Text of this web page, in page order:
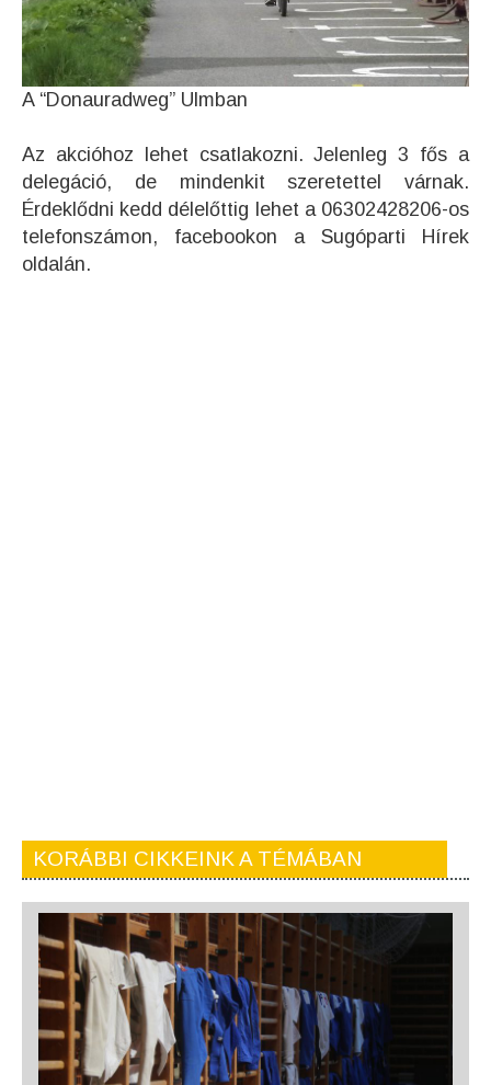
A “Donauradweg” Ulmban
Az akcióhoz lehet csatlakozni. Jelenleg 3 fős a
delegáció, de mindenkit szeretettel várnak.
Érdeklődni kedd délelőttig lehet a 06302428206-os
telefonszámon, facebookon a Sugóparti Hírek
oldalán.
KORÁBBI CIKKEINK A TÉMÁBAN